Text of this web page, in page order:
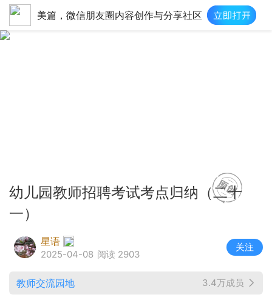
美篇，微信朋友圈内容创作与分享社区
幼儿园教师招聘考试考点归纳（二十
一）
星语
2025-04-08 阅读 2903
关注
教师交流园地 3.4万成员